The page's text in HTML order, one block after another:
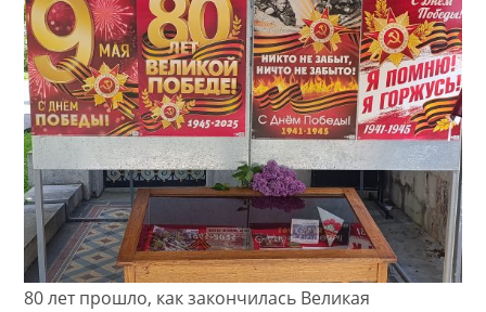
80 лет прошло, как закончилась Великая